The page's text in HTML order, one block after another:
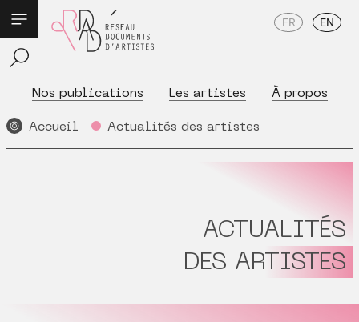
Nos publications Les artistes À propos
FR EN
Accueil Actualités des artistes
ACTUALITÉS
DES ARTISTES